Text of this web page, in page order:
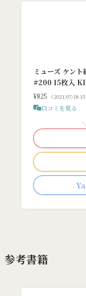
ミューズ ケン
#200 15枚入
¥825 （2021/07/18
口コミを見る
参考書籍